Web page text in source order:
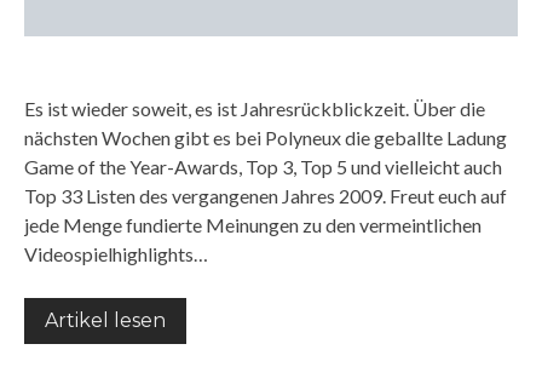
Es ist wieder soweit, es ist Jahresrückblickzeit. Über die
nächsten Wochen gibt es bei Polyneux die geballte Ladung
Game of the Year-Awards, Top 3, Top 5 und vielleicht auch
Top 33 Listen des vergangenen Jahres 2009. Freut euch auf
jede Menge fundierte Meinungen zu den vermeintlichen
Videospielhighlights…
Artikel lesen